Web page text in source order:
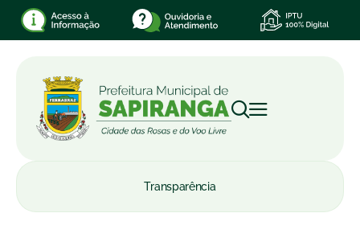
Transparência